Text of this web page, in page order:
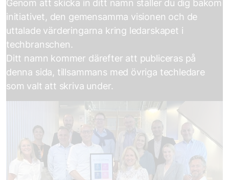
Genom att skicka in ditt namn ställer du dig bakom
initiativet, den gemensamma visionen och de
uttalade värderingarna kring ledarskapet i
techbranschen.
Ditt namn kommer därefter att publiceras på
denna sida, tillsammans med övriga techledare
som valt att skriva under.